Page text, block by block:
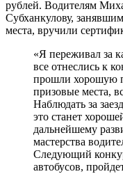
рублей. Водителям
Субханкулову,
места, вручили
«Я переживал за
все отнеслись к
прошли хорошую
призовые места,
Наблюдать за
это станет
дальнейшему
мастерства
Следующий
автобусов,